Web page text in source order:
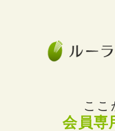
ここ
会員専